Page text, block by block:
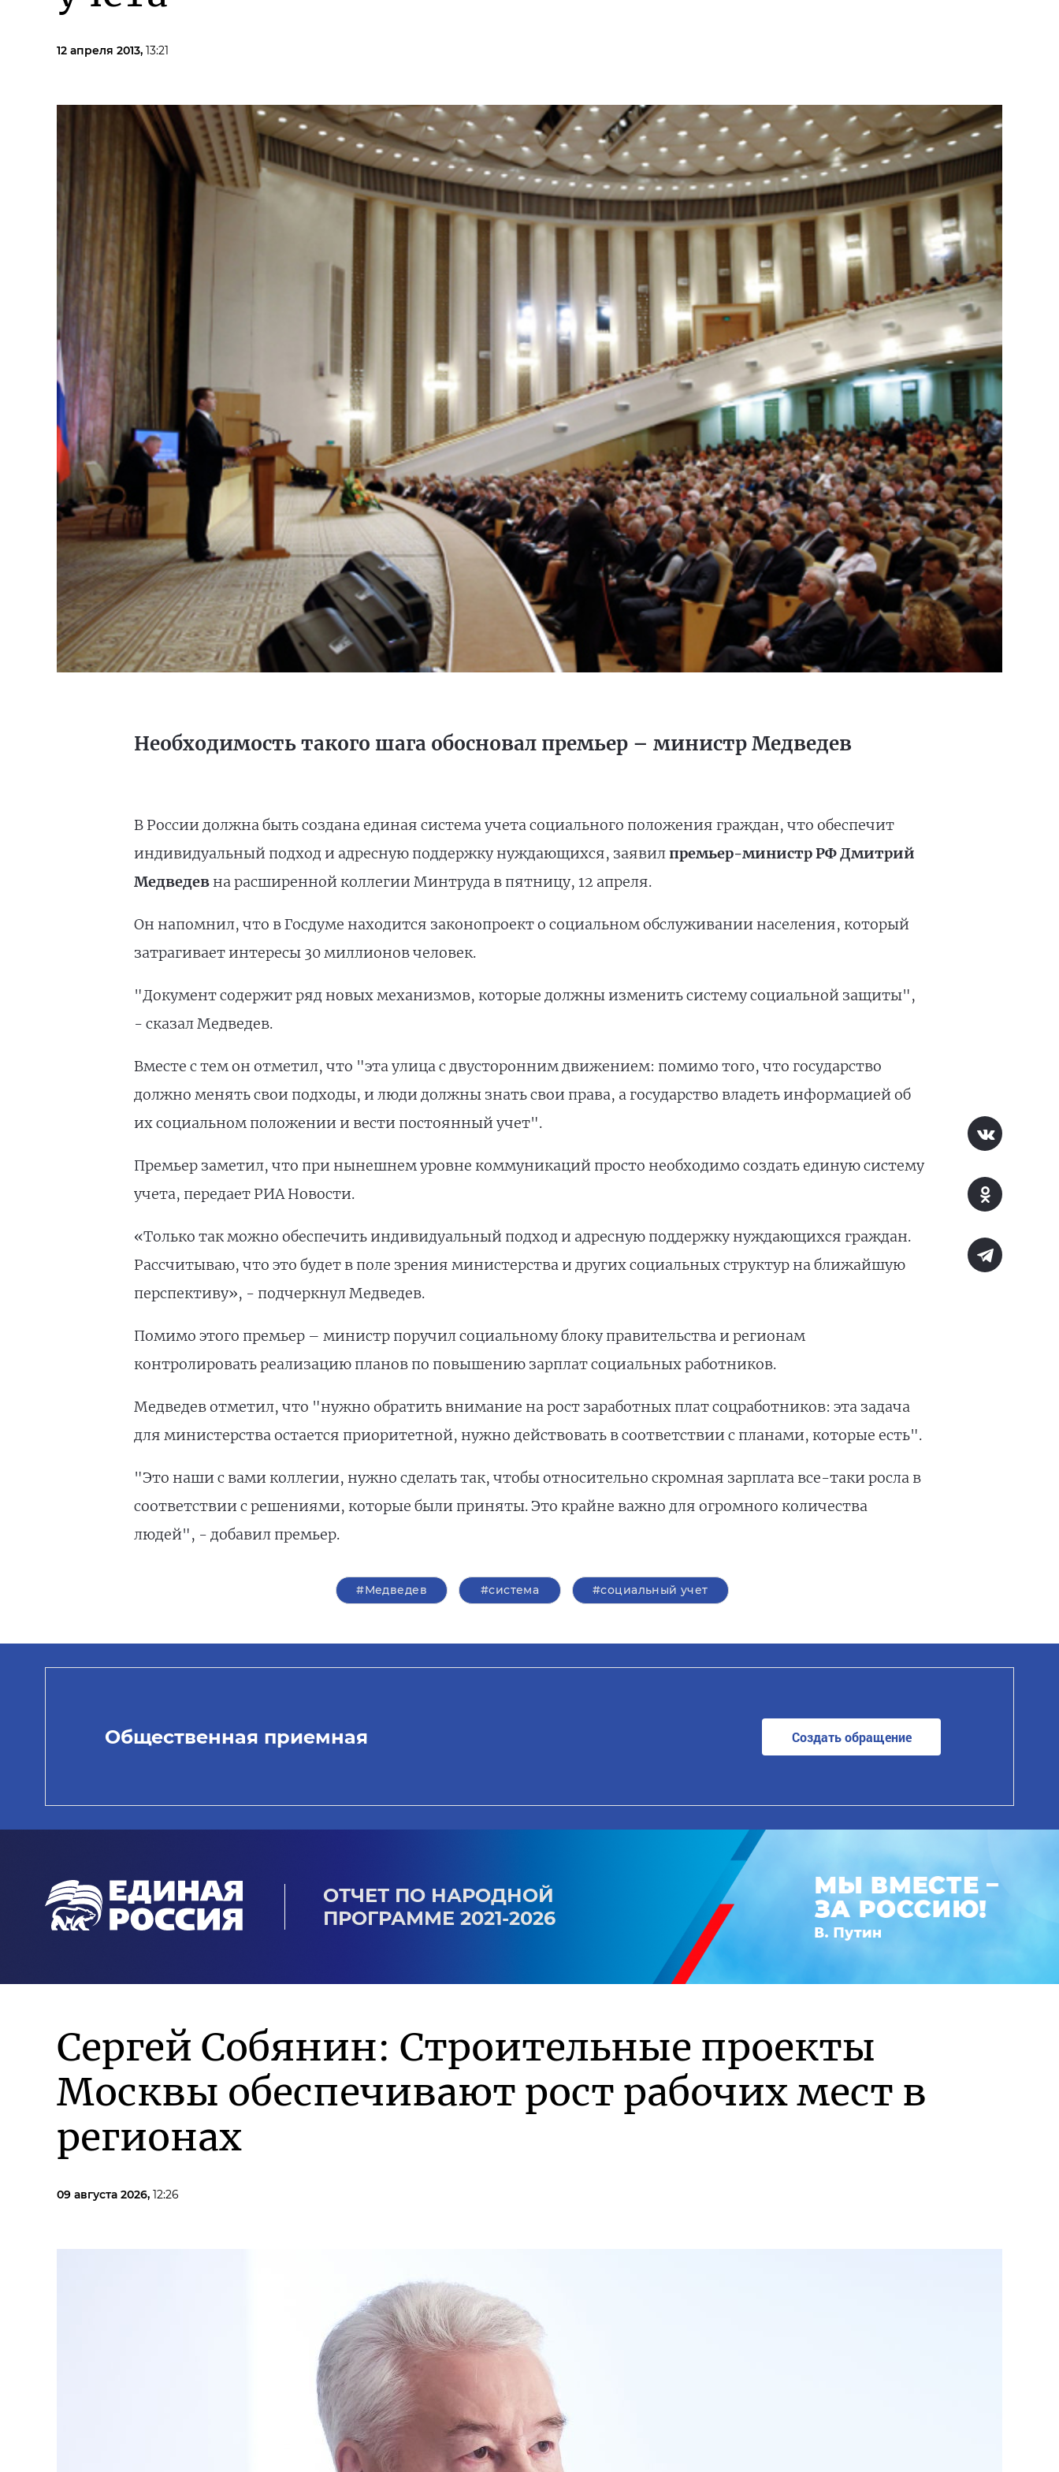
12 апреля 2013, 13:21
Необходимость такого шага обосновал премьер – министр Медведев
В России должна быть создана единая система учета социального положения граждан, что обеспечит
индивидуальный подход и адресную поддержку нуждающихся, заявилпремьер-министр РФ Дмитрий
Медведевна расширенной коллегии Минтруда в пятницу, 12 апреля.
Он напомнил, что в Госдуме находится законопроект о социальном обслуживании населения, который
затрагивает интересы 30 миллионов человек.
"Документ содержит ряд новых механизмов, которые должны изменить систему социальной защиты",
- сказал Медведев.
Вместе с тем он отметил, что "эта улица с двусторонним движением: помимо того, что государство
должно менять свои подходы, и люди должны знать свои права, а государство владеть информацией об
их социальном положении и вести постоянный учет".
Премьер заметил, что при нынешнем уровне коммуникаций просто необходимо создать единую систему
учета, передает РИА Новости.
«Только так можно обеспечить индивидуальный подход и адресную поддержку нуждающихся граждан.
Рассчитываю, что это будет в поле зрения министерства и других социальных структур на ближайшую
перспективу», - подчеркнул Медведев.
Помимо этого премьер – министр поручил социальному блоку правительства и регионам
контролировать реализацию планов по повышению зарплат социальных работников.
Медведев отметил, что "нужно обратить внимание на рост заработных плат соцработников: эта задача
для министерства остается приоритетной, нужно действовать в соответствии с планами, которые есть".
"Это наши с вами коллегии, нужно сделать так, чтобы относительно скромная зарплата все-таки росла в
соответствии с решениями, которые были приняты. Это крайне важно для огромного количества
людей", - добавил премьер.
#Медведев #система #социальный учет
Общественная приемная Создать обращение
ОТЧЕТ ПО НАРОДНОЙ
ПРОГРАММЕ 2021-2026
Сергей Собянин: Строительные проекты
Москвы обеспечивают рост рабочих мест в
регионах
09 августа 2026, 12:26